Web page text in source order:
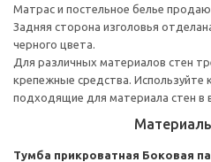
Матрас и постельное белье
Задняя сторона изголовья
черного цвета.
Для различных материалов стен
крепежные средства. Используйте
подходящие для материала стен в
Тумба прикроватная Боковая